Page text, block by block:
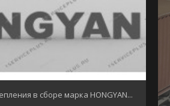
в сборе марка HONGYAN...